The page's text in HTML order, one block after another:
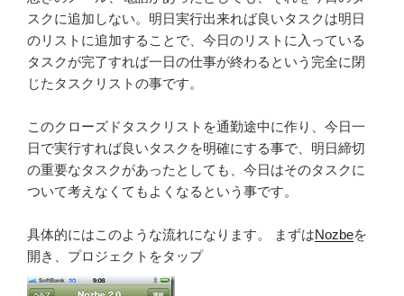
スクに追加しない。明日実行出来れば良いタスクは明日
のリストに追加することで、今日のリストに入っている
タスクが完了すれば一日の仕事が終わるという完全に閉
じたタスクリストの事です。
このクローズドタスクリストを通勤途中に作り、今日一
日で実行すれば良いタスクを明確にする事で、明日締切
の重要なタスクがあったとしても、今日はそのタスクに
ついて考えなくてもよくなるという事です。
具体的にはこのような流れになります。 まずはNozbeを
開き、プロジェクトをタップ